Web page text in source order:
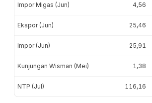
Impor Migas (Jun) 4,56
Ekspor (Jun) 25,46
Impor (Jun) 25,91
Kunjungan Wisman (Mei) 1,38
NTP (Jul) 116,16